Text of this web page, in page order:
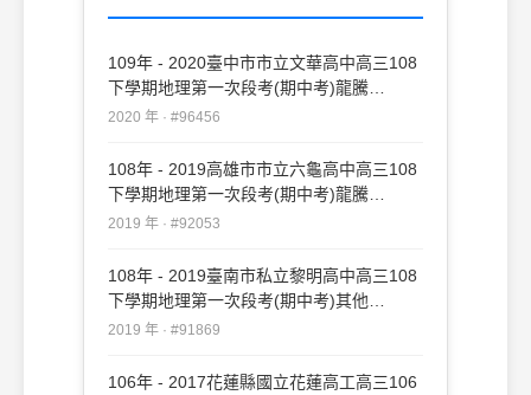
109年 - 2020臺中市市立文華高中高三108
下學期地理第一次段考(期中考)龍騰
#96456
2020 年 · #96456
108年 - 2019高雄市市立六龜高中高三108
下學期地理第一次段考(期中考)龍騰
#92053
2019 年 · #92053
108年 - 2019臺南市私立黎明高中高三108
下學期地理第一次段考(期中考)其他
#91869
2019 年 · #91869
106年 - 2017花蓮縣國立花蓮高工高三106